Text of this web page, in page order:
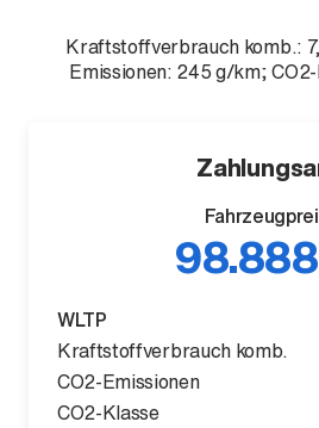
Kraftstoffverbrauch komb.:
Emissionen: 245 g/km;
WLTP
Kraftstoffverbrauch komb.
CO2-Emissionen
CO2-Klasse